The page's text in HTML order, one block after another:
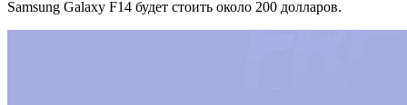
Samsung Galaxy F14 будет стоить около 200 долларов.